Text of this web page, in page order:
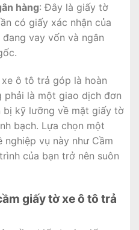
hàng: Đây là giấy tờ
có giấy xác nhận của
vay vốn và ngân
ô tô trả góp là hoàn
phải là một giao dịch đơn
bị kỹ lưỡng về mặt giấy tờ
bạch. Lựa chọn một
vụ này như Cầm
của bạn trở nên suôn
giấy tờ xe ô tô trả